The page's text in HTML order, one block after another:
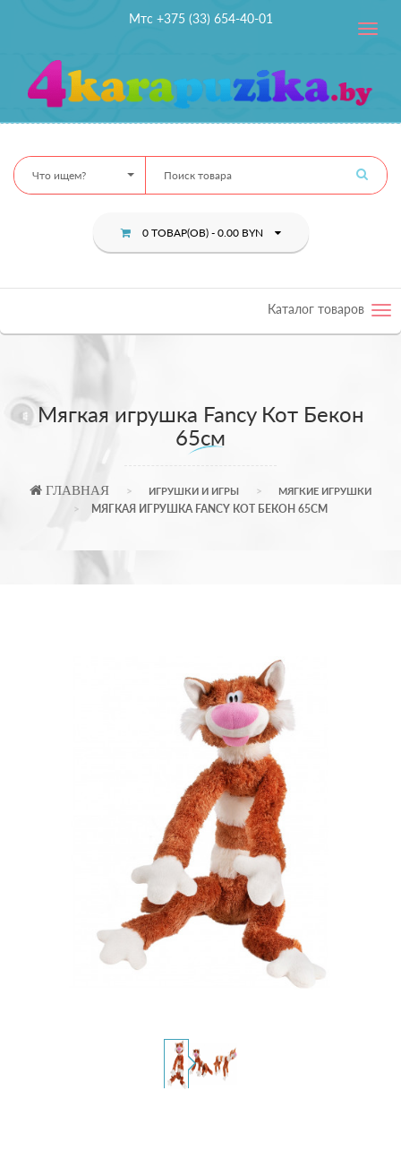
Мтс +375 (33) 654-40-01
Toggle
Что ищем?
0 ТОВАР(ОВ) - 0.00 BYN
Каталог товаров
Мягкая игрушка Fancy Кот Бекон
65см
ГЛАВНАЯ ИГРУШКИ И ИГРЫ МЯГКИЕ ИГРУШКИ
МЯГКАЯ ИГРУШКА FANCY КОТ БЕКОН 65СМ